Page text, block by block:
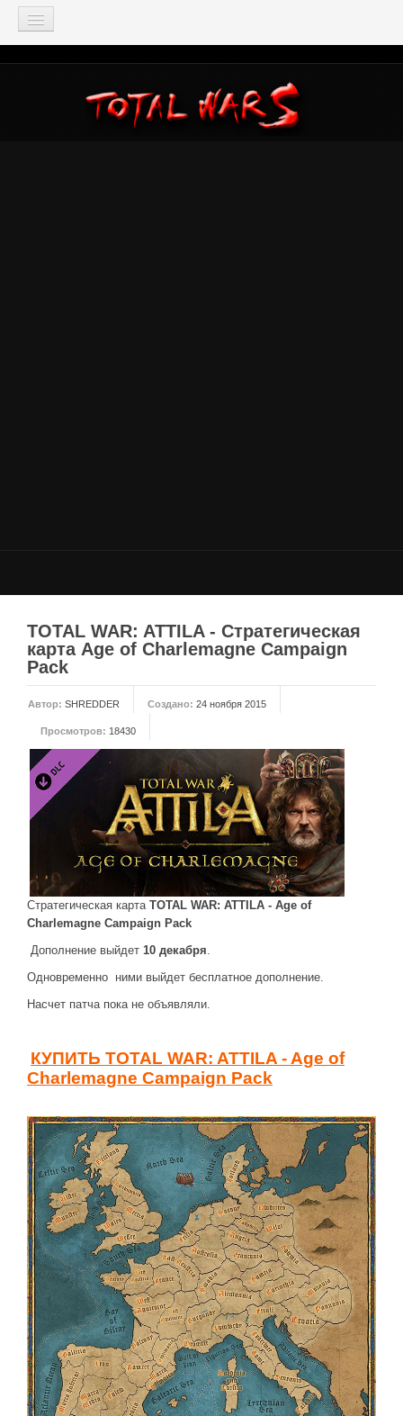
TOTAL WAR
Total War: Three Kingdoms
Total War: Warhammer
МОДЫ
Моддинг ROME 2
Моддинг Napoleon
Моддинг MEDIEVAL 2
Серия игр Mount and Blade
Вселенные Warhammer
Warhammer 40.000: Dawn of War
Серия игр «История войн»
Серия игр «King Arthur»
КРЕАТИВ
Блоги о рыбалке
ИСТОРИЯ
Загадки и тайны истории
Наше время
Новое время
Крестовые походы
Античность
Средние века
TOTAL WAR: ATTILA - Стратегическая
карта Age of Charlemagne Campaign
Pack
Автор: SHREDDER Создано: 24 ноября 2015
Просмотров: 18430
Стратегическая карта TOTAL WAR: ATTILA - Age of
Charlemagne Campaign Pack
Дополнение выйдет 10 декабря
Одновременно ними выйдет бесплатное дополнение.
Насчет патча пока не объявляли.
КУПИТЬ TOTAL WAR: ATTILA - Age of
Charlemagne Campaign Pack